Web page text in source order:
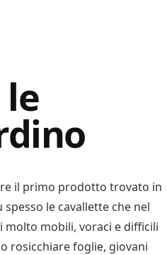
il primo prodotto trovato in
le cavallette che nel
molto mobili, voraci e difficili
rosicchiare foglie, giovani